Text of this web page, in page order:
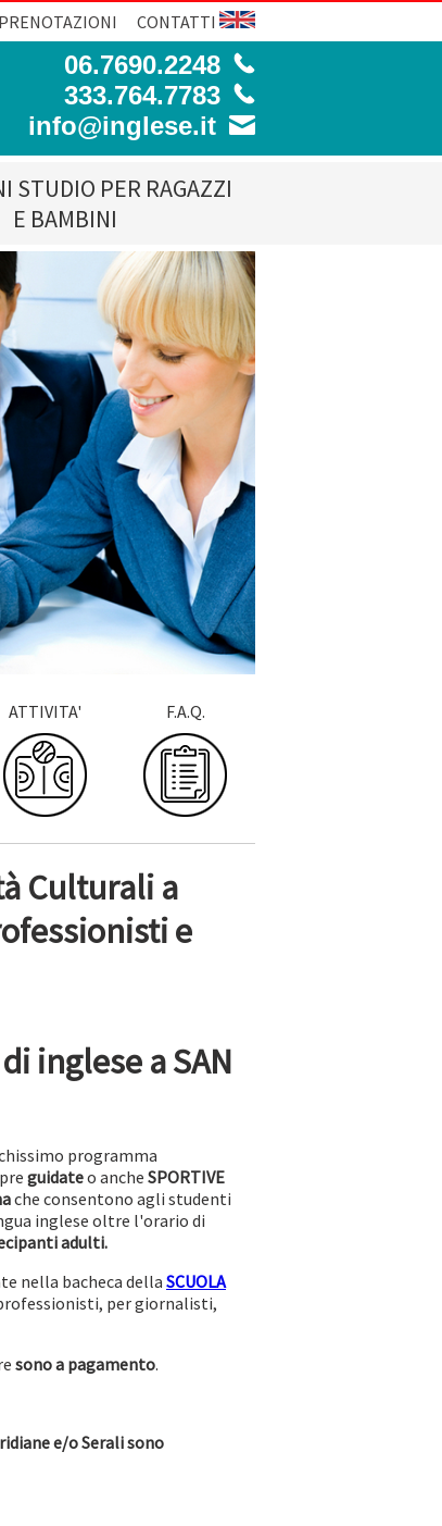
PRENOTAZIONI CONTATTI
06.7690.2248
333.764.7783
info@inglese.it
STUDIO PER RAGAZZI
E BAMBINI
ATTIVITA' F.A.Q.
Culturali a
e
inglese a SAN
programma
guidateo anche SPORTIVE
che consentono agli studenti
inglese oltre l'orario di
adulti.
nella bacheca della SCUOLA
per giornalisti,
sono a pagamento.
e/o Serali sono